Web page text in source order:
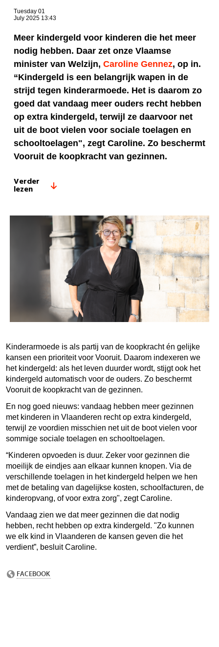
Tuesday 01
July 2025 13:43
Meer kindergeld voor kinderen die het meer
nodig hebben. Daar zet onze Vlaamse
minister van Welzijn, Caroline Gennez, op in.
“Kindergeld is een belangrijk wapen in de
strijd tegen kinderarmoede. Het is daarom zo
goed dat vandaag meer ouders recht hebben
op extra kindergeld, terwijl ze daarvoor net
uit de boot vielen voor sociale toelagen en
schooltoelagen", zegt Caroline. Zo beschermt
Vooruit de koopkracht van gezinnen.
Verder
lezen
Kinderarmoede is als partij van de koopkracht én gelijke
kansen een prioriteit voor Vooruit. Daarom indexeren we
het kindergeld: als het leven duurder wordt, stijgt ook het
kindergeld automatisch voor de ouders. Zo beschermt
Vooruit de koopkracht van de gezinnen.
En nog goed nieuws: vandaag hebben meer gezinnen
met kinderen in Vlaanderen recht op extra kindergeld,
terwijl ze voordien misschien net uit de boot vielen voor
sommige sociale toelagen en schooltoelagen.
“Kinderen opvoeden is duur. Zeker voor gezinnen die
moeilijk de eindjes aan elkaar kunnen knopen. Via de
verschillende toelagen in het kindergeld helpen we hen
met de betaling van dagelijkse kosten, schoolfacturen, de
kinderopvang, of voor extra zorg", zegt Caroline.
Vandaag zien we dat meer gezinnen die dat nodig
hebben, recht hebben op extra kindergeld. "Zo kunnen
we elk kind in Vlaanderen de kansen geven die het
verdient”, besluit Caroline.